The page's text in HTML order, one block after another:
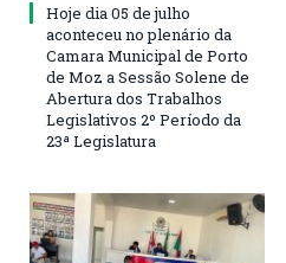
Hoje dia 05 de julho
aconteceu no plenário da
Camara Municipal de Porto
de Moz a Sessão Solene de
Abertura dos Trabalhos
Legislativos 2º Período da
23ª Legislatura